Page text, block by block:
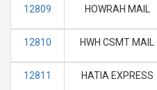
12809 HOWRAH MAIL
12810 HWH CSMT MAIL
12811 HATIA EXPRESS